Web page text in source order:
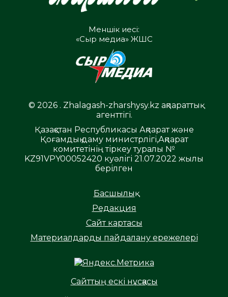
Меншік иесі:
«Сыр медиа» ЖШС
© 2026 . Zhalagash-zharshysy.kz ақпараттық
агенттігі.
Қазақстан Республикасы Ақпарат және
Қоғамдық даму министрлігі,Ақпарат
комитетінің тіркеу туралы №
KZ91VPY00052420 куәлігі 21.07.2022 жылы
берілген
Басшылық
Редакция
Сайт картасы
Материалдарды пайдалану ережелері
Сайттың ескі нұсқасы